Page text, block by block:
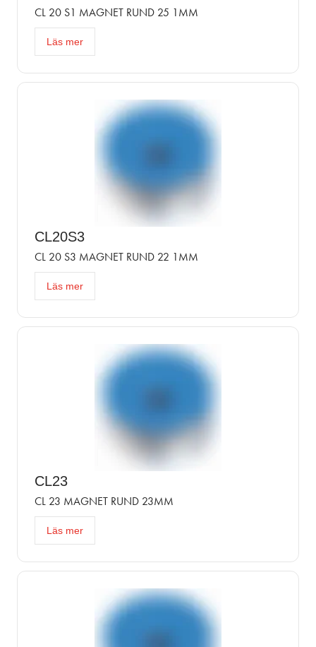
CL 20 S1 MAGNET RUND 25 1MM
Läs mer
CL20S3
CL 20 S3 MAGNET RUND 22 1MM
Läs mer
CL23
CL 23 MAGNET RUND 23MM
Läs mer